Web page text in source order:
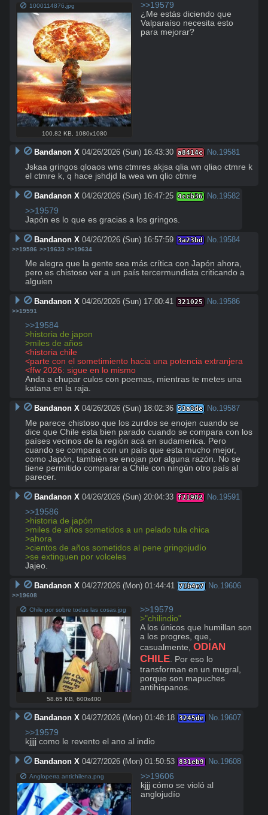
1000114876.jpg
100.82 KB 1080x1080
>>19579
¿Me estás diciendo que
Valparaíso necesita esto
para mejorar?
Bandanon X 04/26/2026 (Sun) 16:43:30 a8414c No. 19581
Jskaa gringos qloaos wns ctmres akjsa qlia wn qliao ctmre k
el ctmre k, q hace jshdjd la wea wn qlio ctmre
Bandanon X 04/26/2026 (Sun) 16:47:25 4ccb36 No. 19582
>>19579
Japón es lo que es gracias a los gringos.
Bandanon X 04/26/2026 (Sun) 16:57:59 3a23bd No. 19584
>>19586 >>19633 >>19634
Me alegra que la gente sea más crítica con Japón ahora,
pero es chistoso ver a un país tercermundista criticando a
alguien
Bandanon X 04/26/2026 (Sun) 17:00:41 321025 No. 19586
>>19591
>>19584
>historia de japon
>miles de años
<historia chile
<parte con el sometimiento hacia una potencia extranjera
<ffw 2026: sigue en lo mismo
Anda a chupar culos con poemas, mientras te metes una
katana en la raja.
Bandanon X 04/26/2026 (Sun) 18:02:36 53a3de No. 19587
Me parece chistoso que los zurdos se enojen cuando se
dice que Chile esta bien parado cuando se compara con los
países vecinos de la región acá en sudamerica. Pero
cuando se compara con un país que esta mucho mejor,
como Japón, también se enojan por alguna razón. No se
tiene permitido comparar a Chile con ningún otro país al
parecer.
Bandanon X 04/26/2026 (Sun) 20:04:33 f21982 No. 19591
>>19586
>historia de japón
>miles de años sometidos a un pelado tula chica
>ahora
>cientos de años sometidos al pene gringojudío
>se extinguen por volceles
Jajeo.
Bandanon X 04/27/2026 (Mon) 01:44:41 71b4e7 No. 19606
>>19608
Chile por sobre todas las cosas.jpg
58.65 KB ,600x400
>>19579
>"chilindio"
A los únicos que humillan son
a los progres, que,
casualmente, ODIAN
CHILE. Por eso lo
transforman en un mugral,
porque son mapuches
antihispanos.
Bandanon X 04/27/2026 (Mon) 01:48:18 3245de No.19607
>>19579
kjjjj como le revento el ano al indio
Bandanon X 04/27/2026 (Mon) 01:50:53 831eb9 No.19608
Angloperra antichilena.png
>>19606
kjjj cómo se violó al
anglojudío